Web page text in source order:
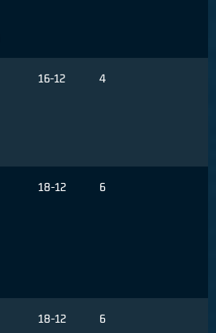
16-12 4
18-12 6
18-12 6